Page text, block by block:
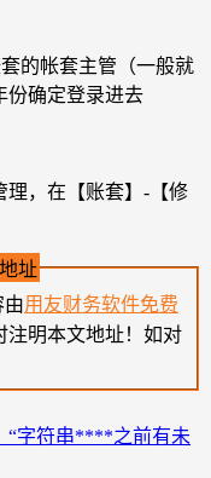
的帐套主管（一般就
份确定登录进去
理，在【账套】-【修
址
由用友财务软件免费
注明本文地址！如对
“字符串****之前有未